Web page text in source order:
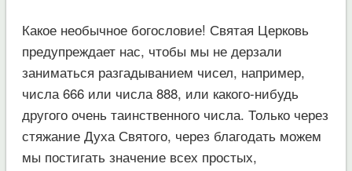
Какое необычное богословие! Святая Церковь
предупреждает нас, чтобы мы не дерзали
заниматься разгадыванием чисел, например,
числа 666 или числа 888, или какого-нибудь
другого очень таинственного числа. Только через
стяжание Духа Святого, через благодать можем
мы постигать значение всех простых,